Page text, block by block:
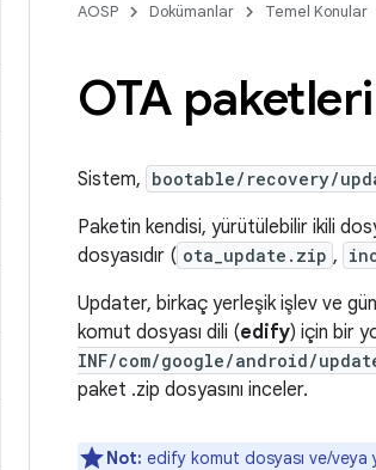
AOSP Dokümanlar Temel Konular
OTA
Sistem, bootable/recovery/
Paketin kendisi, yürütülebilir ikili
dosyasıdır ( ota_update.zip ,
Updater, birkaç yerleşik işlev ve
komut dosyası dili (edify) için bir
INF/com/google/android/
paket .zip dosyasını inceler.
Not: edify komut dosyası ve/veya